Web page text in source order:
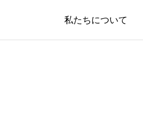
私たちについて